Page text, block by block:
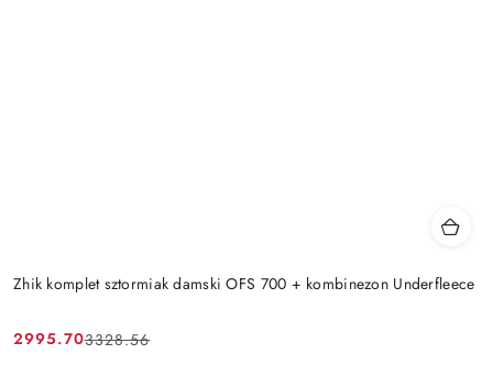
Zhik komplet sztormiak damski OFS 700 + kombinezon Underfleece
Cena
2995.70
Cena
3328.56